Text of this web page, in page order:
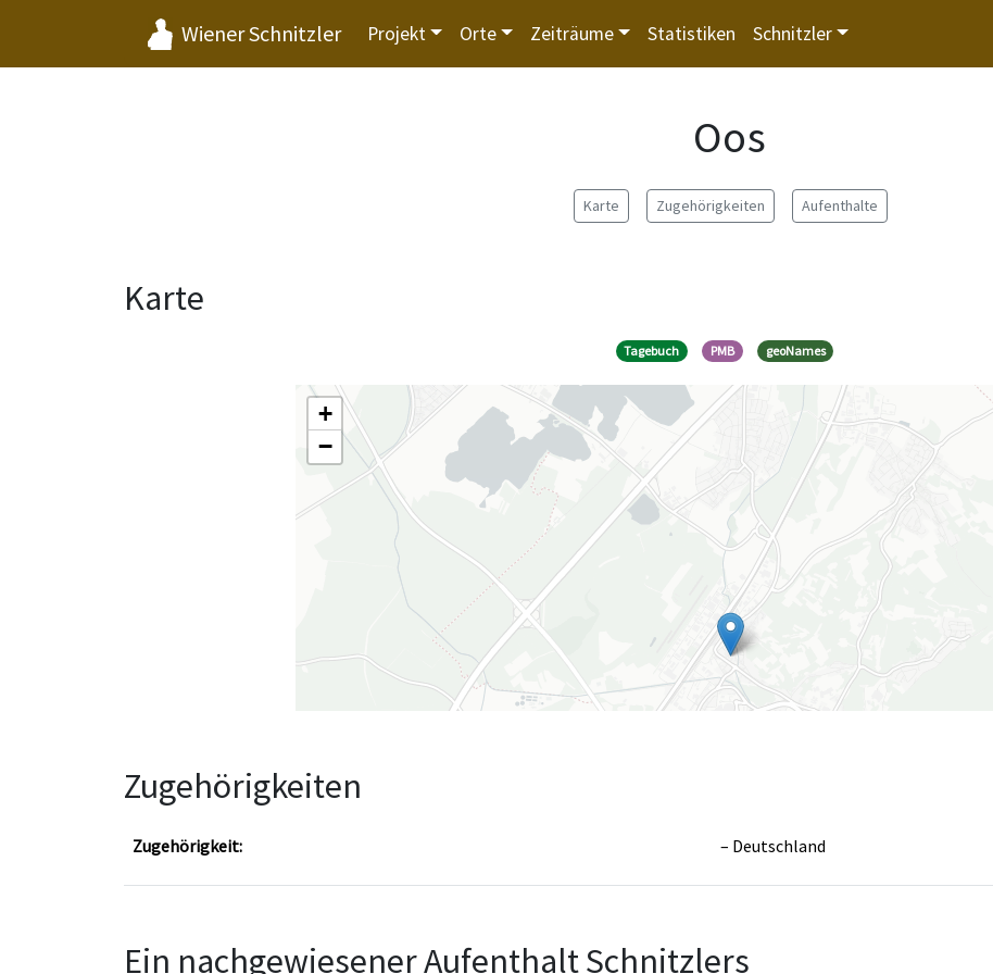
Wiener Schnitzler Projekt Orte Zeiträume Statistiken Schnitzler
Oos
Karte Zugehörigkeiten Aufenthalte
Karte
Tagebuch PMB geoNames
+
−
Zugehörigkeiten
Zugehörigkeit: Deutschland
Ein nachgewiesener Aufenthalt Schnitzlers